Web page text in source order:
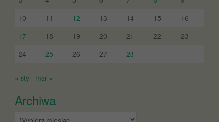
10
11 12 13 14 15
16
17
18 19 20 21 22
23
24
25 26 27 28
« sty mar »
Archiwa
Archiwa